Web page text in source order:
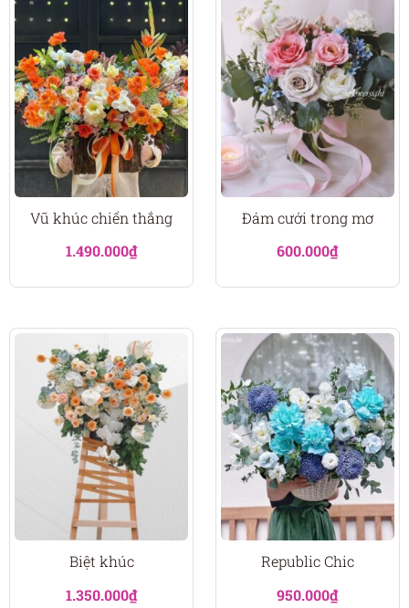
Vũ khúc chiến thắng
1.490.000₫
Đám cưới trong mơ
600.000₫
Biệt khúc
1.350.000₫
Republic Chic
950.000₫